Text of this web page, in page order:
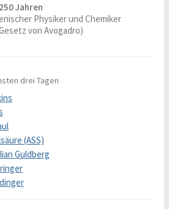
Jahren
Physiker und Chemiker
von Avogadro)
drei Tagen
(ASS)
Guldberg